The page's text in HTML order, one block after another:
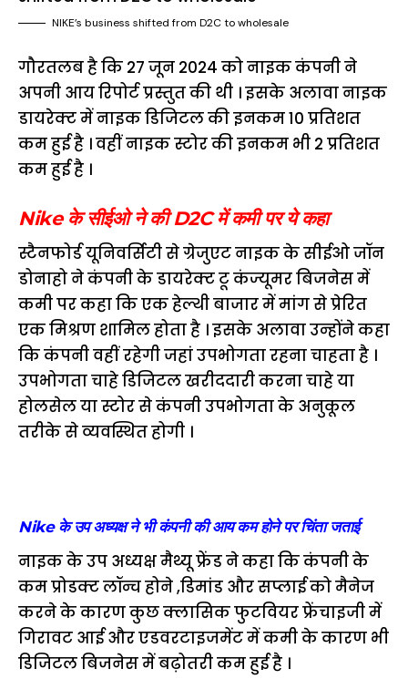
NIKE’s business shifted from D2C to wholesale
गौरतलब है कि 27 जून 2024 को नाइक कंपनी ने
अपनी आय रिपोर्ट प्रस्तुत की थी । इसके अलावा नाइक
डायरेक्ट में नाइक डिजिटल की इनकम 10 प्रतिशत
कम हुई है । वहीं नाइक स्टोर की इनकम भी 2 प्रतिशत
कम हुई है ।
Nike के सीईओ ने की D2C में कमी पर ये कहा
स्टैनफोर्ड यूनिवर्सिटी से ग्रेजुएट नाइक के सीईओ जॉन
डोनाहो ने कंपनी के डायरेक्ट टू कंज्यूमर बिजनेस में
कमी पर कहा कि एक हेल्थी बाजार में मांग से प्रेरित
एक मिश्रण शामिल होता है । इसके अलावा उन्होंने कहा
कि कंपनी वहीं रहेगी जहां उपभोगता रहना चाहता है ।
उपभोगता चाहे डिजिटल खरीददारी करना चाहे या
होलसेल या स्टोर से कंपनी उपभोगता के अनुकूल
तरीके से व्यवस्थित होगी ।
Nike के उप अध्यक्ष ने भी कंपनी की आय कम होने पर चिंता जताई
नाइक के उप अध्यक्ष मैथ्यू फ्रेंड ने कहा कि कंपनी के
कम प्रोडक्ट लॉन्च होने ,डिमांड और सप्लाई को मैनेज
करने के कारण कुछ क्लासिक फुटवियर फ्रेंचाइजी में
गिरावट आई और एडवरटाइजमेंट में कमी के कारण भी
डिजिटल बिजनेस में बढ़ोतरी कम हुई है ।